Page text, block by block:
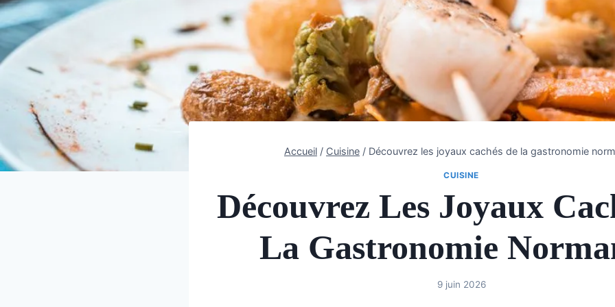
Accueil / Cuisine / Découvrez les joyaux cachés de la gastronomie
CUISINE
Découvrez Les Joyaux
La Gastronomie
9 juin 2026